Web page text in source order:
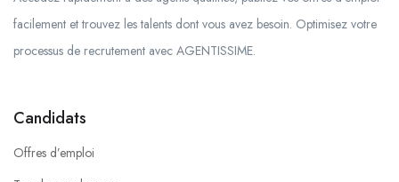
facilement et trouvez les talents dont vous avez besoin. Optimisez votre
processus de recrutement avec AGENTISSIME.
Candidats
Offres d’emploi